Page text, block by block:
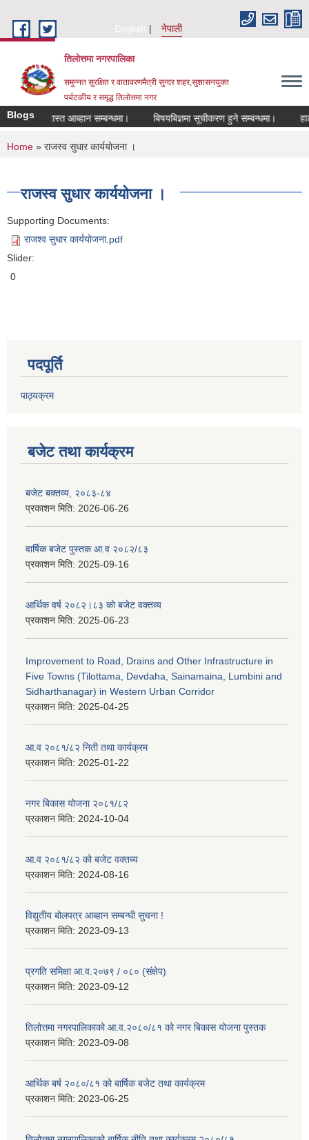
English
नेपाली
तिलोत्तमा नगरपालिका
समुन्नत सुरक्षित र वातावरणमैत्री सुन्दर शहर,सुशासनयुक्त
पर्यटकीय र समृद्ध तिलाेत्तमा नगर
Blogs
दरखास्त आब्हान सम्बन्धमा। बिषयबिज्ञमा सूचीकरण हुने सम्बन्धमा।
You are here
Home » राजस्व सुधार कार्ययाेजना ।
राजस्व सुधार कार्ययाेजना ।
Supporting Documents:
राजश्व सुधार कार्ययोजना.pdf
Slider:
0
पदपूर्ति
पाठ्यक्रम
बजेट तथा कार्यक्रम
बजेट बक्तव्य, २०८३-८४
प्रकाशन मिति: 2026-06-26
वार्षिक बजेट पुस्तक आ.व २०८२/८३
प्रकाशन मिति: 2025-09-16
आर्थिक वर्ष २०८२।८३ को बजेट वक्तव्य
प्रकाशन मिति: 2025-06-23
Improvement to Road, Drains and Other Infrastructure in
Five Towns (Tilottama, Devdaha, Sainamaina, Lumbini and
Sidharthanagar) in Western Urban Corridor
प्रकाशन मिति: 2025-04-25
आ.व २०८१/८२ निती तथा कार्यक्रम
प्रकाशन मिति: 2025-01-22
नगर बिकास योजना २०८१/८२
प्रकाशन मिति: 2024-10-04
आ.व २०८१/८२ को बजेट वक्तब्य
प्रकाशन मिति: 2024-08-16
विद्युतीय बोलपत्र आब्हान सम्बन्धी सुचना !
प्रकाशन मिति: 2023-09-13
प्रगति समिक्षा आ.व.२०७९ / ०८० (संक्षेप)
प्रकाशन मिति: 2023-09-12
तिलोत्तमा नगरपालिकाको आ.व.२०८०/८१ को नगर बिकास योजना पुस्तक
प्रकाशन मिति: 2023-09-08
आर्थिक बर्ष २०८०/८१ को बार्षिक बजेट तथा कार्यक्रम
प्रकाशन मिति: 2023-06-25